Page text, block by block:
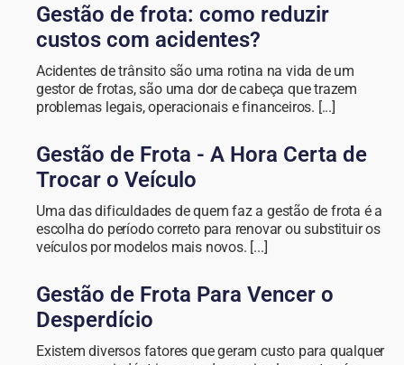
Gestão de frota: como reduzir
custos com acidentes?
Acidentes de trânsito são uma rotina na vida de um
gestor de frotas, são uma dor de cabeça que trazem
problemas legais, operacionais e financeiros. [...]
Gestão de Frota - A Hora Certa de
Trocar o Veículo
Uma das dificuldades de quem faz a gestão de frota é a
escolha do período correto para renovar ou substituir os
veículos por modelos mais novos. [...]
Gestão de Frota Para Vencer o
Desperdício
Existem diversos fatores que geram custo para qualquer